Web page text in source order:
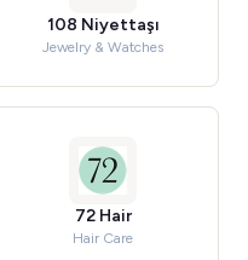
108 Niyettaşı
Jewelry & Watches
72 Hair
Hair Care